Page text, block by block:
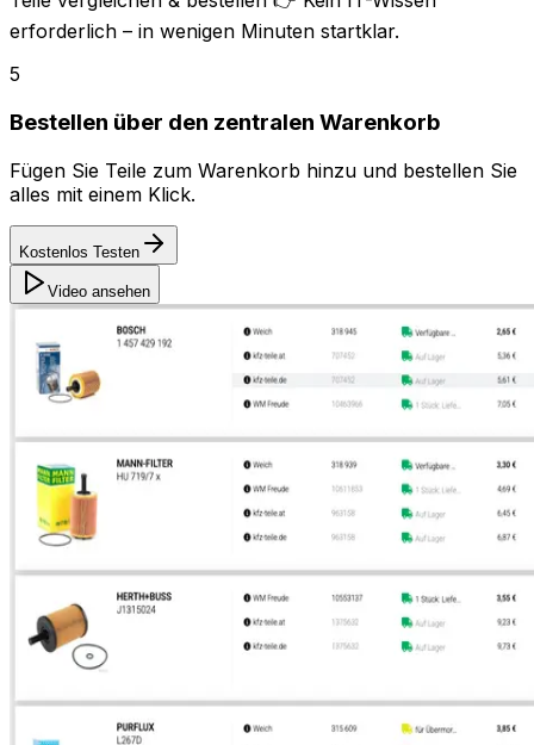
erforderlich – in wenigen Minuten startklar.
5
Bestellen über den zentralen Warenkorb
Fügen Sie Teile zum Warenkorb hinzu und bestellen Sie
alles mit einem Klick.
Kostenlos Testen
Video ansehen